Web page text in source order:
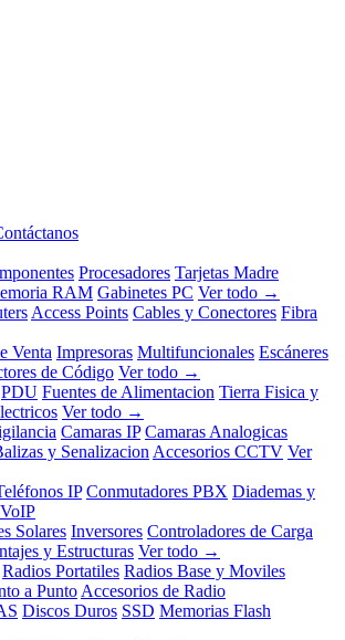
Procesadores Tarjetas Madre
RAM Gabinetes PC Ver todo →
Access Points Cables y Conectores Fibra
Venta Impresoras Multifuncionales Escáneres
de Código Ver todo →
PDU Fuentes de Alimentacion Tierra Fisica y
Ver todo →
Camaras IP Camaras Analogicas
y Senalizacion Accesorios CCTV Ver
IP Conmutadores PBX Diademas y
Solares Inversores Controladores de Carga
y Estructuras Ver todo →
Radios Portatiles Radios Base y Moviles
a Punto Accesorios de Radio
Discos Duros SSD Memorias Flash